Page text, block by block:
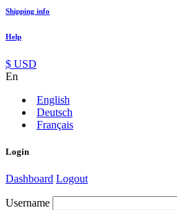
Shipping info
Help
$ USD
En
English
Deutsch
Français
Login
Dashboard Logout
Username